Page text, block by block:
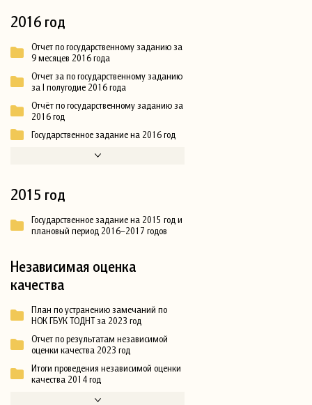
2016 год
Отчет по государственному заданию за
9 месяцев 2016 года
Отчет за по государственному заданию
за I полугодие 2016 года
Отчёт по государственному заданию за
2016 год
Государственное задание на 2016 год
2015 год
Государственное задание на 2015 год и
плановый период 2016–2017 годов
Независимая оценка
качества
План по устранению замечаний по
НОК ГБУК ТОДНТ за 2023 год
Отчет по результатам независимой
оценки качества 2023 год
Итоги проведения независимой оценки
качества 2014 год